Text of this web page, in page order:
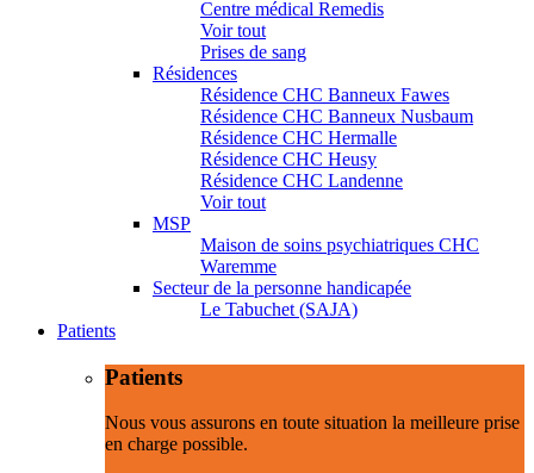
Centre médical Remedis
Voir tout
Prises de sang
Résidences
Résidence CHC Banneux Fawes
Résidence CHC Banneux Nusbaum
Résidence CHC Hermalle
Résidence CHC Heusy
Résidence CHC Landenne
Voir tout
MSP
Maison de soins psychiatriques CHC
Waremme
Secteur de la personne handicapée
Le Tabuchet (SAJA)
Patients
Patients
Nous vous assurons en toute situation la meilleure prise
en charge possible.